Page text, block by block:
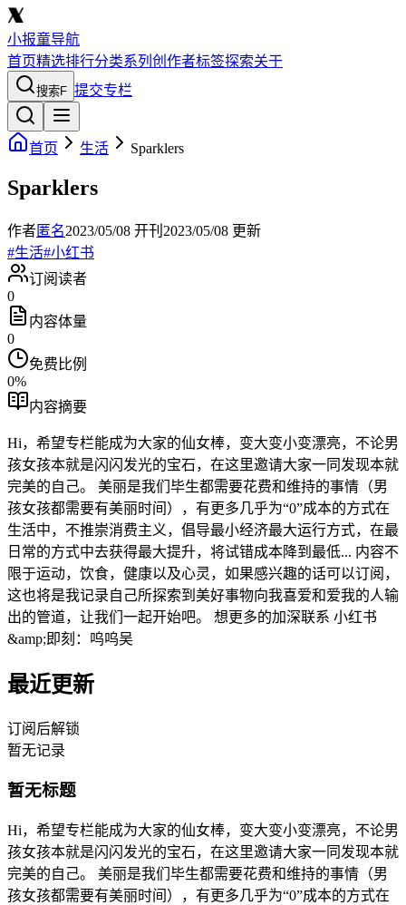
小报童导航
首页精选排行分类系列 创作者标签探索关于
搜索F 提交专栏
首页 生活 Sparklers
Sparklers
作者匿名2023/05/08 开刊 2023/05/08 更新
#生活#小红书
订阅读者
0
内容体量
0
免费比例
0%
内容摘要
Hi，希望专栏能成为大家的仙女棒，变大变小变漂亮，不论男
孩女孩本就是闪闪发光的宝石，在这里邀请大家一同发现本就
完美的自己。 美丽是我们毕生都需要花费和维持的事情（男
孩女孩都需要有美丽时间），有更多几乎为“0”成本的方式在
生活中，不推崇消费主义，倡导最小经济最大运行方式，在最
日常的方式中去获得最大提升，将试错成本降到最低... 内容不
限于运动，饮食，健康以及心灵，如果感兴趣的话可以订阅，
这也将是我记录自己所探索到美好事物向我喜爱和爱我的人输
出的管道，让我们一起开始吧。 想更多的加深联系 小红书
&amp;即刻：呜呜吴
最近更新
订阅后解锁
暂无记录
暂无标题
Hi，希望专栏能成为大家的仙女棒，变大变小变漂亮，不论男
孩女孩本就是闪闪发光的宝石，在这里邀请大家一同发现本就
完美的自己。 美丽是我们毕生都需要花费和维持的事情（男
孩女孩都需要有美丽时间），有更多几乎为“0”成本的方式在